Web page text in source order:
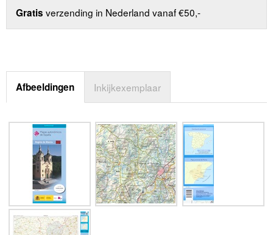
Gratis verzending in Nederland vanaf €50,-
Afbeeldingen Inkijkexemplaar